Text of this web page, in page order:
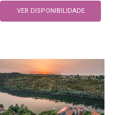
VER DISPONIBILIDADE